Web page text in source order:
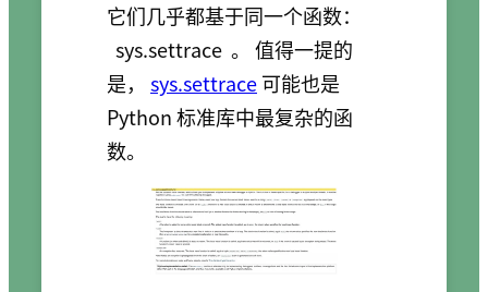
它们几乎都基于同一个函数：
sys.settrace 。 值得一提的
是， sys.settrace可能也是
Python 标准库中最复杂的函
数。